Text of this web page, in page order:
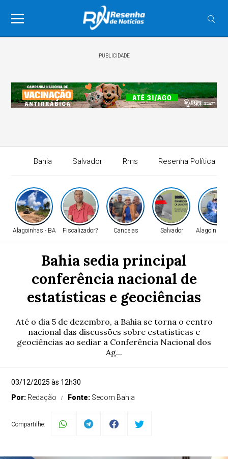
PUBLICIDADE
Bahia Salvador Rms Resenha Política
Alagoinhas - BA Fiscalizador? Candeias Salvador Alagoinhas
Bahia sedia principal
conferência nacional de
estatísticas e geociências
Até o dia 5 de dezembro, a Bahia se torna o centro
nacional das discussões sobre estatísticas e
geociências ao sediar a Conferência Nacional dos
Ag...
03/12/2025 às 12h30
Por: Redação Fonte: Secom Bahia
Compartilhe: